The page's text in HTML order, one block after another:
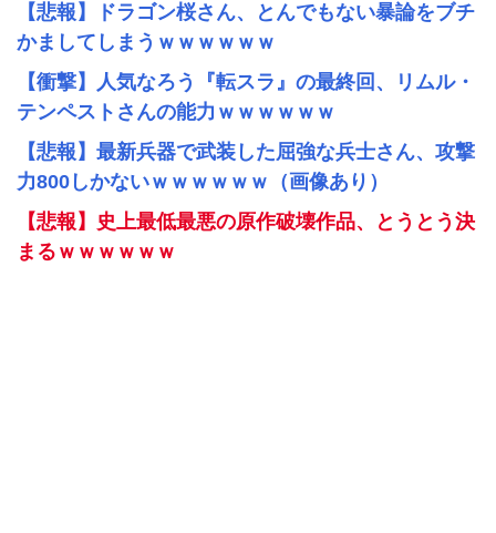
【悲報】ドラゴン桜さん、とんでもない暴論をブチ
かましてしまうｗｗｗｗｗｗ
【衝撃】人気なろう『転スラ』の最終回、リムル・
テンペストさんの能力ｗｗｗｗｗｗ
【悲報】最新兵器で武装した屈強な兵士さん、攻撃
力800しかないｗｗｗｗｗｗ（画像あり）
【悲報】史上最低最悪の原作破壊作品、とうとう決
まるｗｗｗｗｗｗ